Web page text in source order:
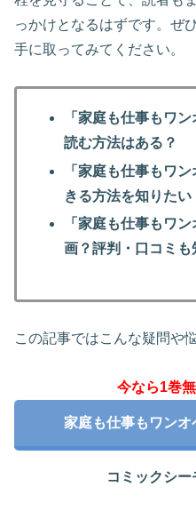
っかけとなるはずです。ぜ
手に取ってみてください。
「家庭も仕事もワ
読む方法はある？
「家庭も仕事もワ
きる方法を知りたい
「家庭も仕事もワ
画？評判・口コミも
この記事ではこんな疑問や
今なら1巻
家庭も仕事もワン
コミックシ